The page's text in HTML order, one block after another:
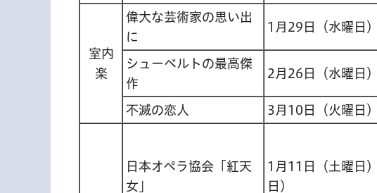
室内
楽
偉大な芸術家の思い出
に
1月29日（水曜日
シューベルトの最高傑
作
2月26日（水曜日
不滅の恋人 3月10日（火曜日
日本オペラ協会「紅天
女」
1月11日（土曜日
日）